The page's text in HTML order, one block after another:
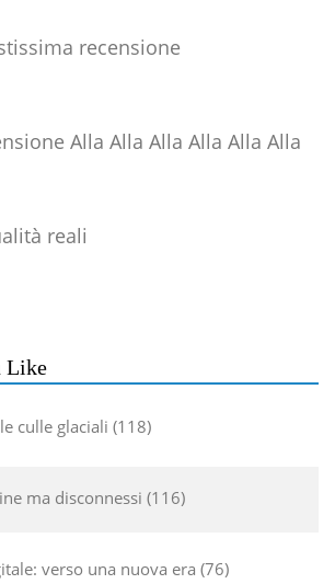
recensione
Alla Alla Alla Alla Alla Alla
reali
Like
culle glaciali 118
ma disconnessi 116
verso una nuova era 76